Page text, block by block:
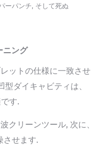
ーパンチ, そして死ぬ
ニング
ットの仕様に一致させ
ダイキャビティは、
す.
クリーンツール, 次に、
させます.